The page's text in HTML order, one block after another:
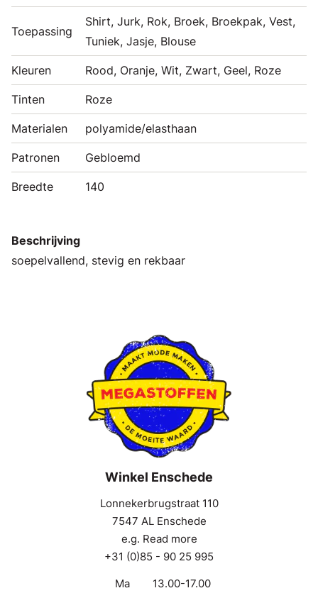
Toepassing
Shirt, Jurk, Rok, Broek, Broekpak, Vest,
Tuniek, Jasje, Blouse
Kleuren Rood, Oranje, Wit, Zwart, Geel, Roze
Tinten Roze
Materialen polyamide/elasthaan
Patronen Gebloemd
Breedte 140
Beschrijving
soepelvallend, stevig en rekbaar
Winkel Enschede
Lonnekerbrugstraat 110
7547 AL Enschede
e.g. Read more
+31 (0)85 - 90 25 995
Ma
13.00-17.00